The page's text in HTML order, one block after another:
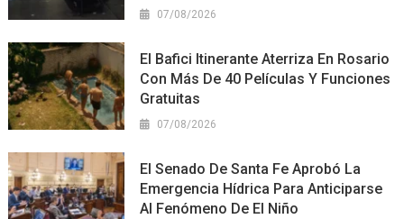
07/08/2026
El Bafici Itinerante Aterriza En Rosario
Con Más De 40 Películas Y Funciones
Gratuitas
07/08/2026
El Senado De Santa Fe Aprobó La
Emergencia Hídrica Para Anticiparse
Al Fenómeno De El Niño